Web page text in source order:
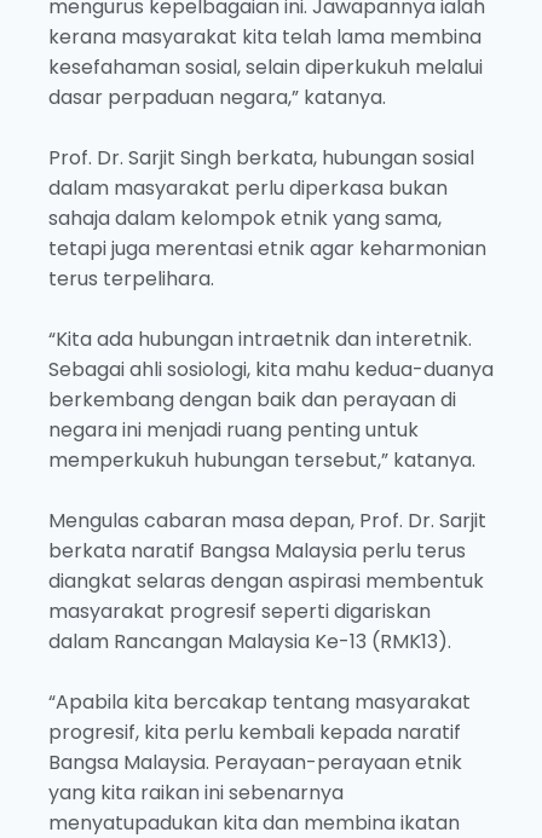
mengurus kepelbagaian ini. Jawapannya ialah
kerana masyarakat kita telah lama membina
kesefahaman sosial, selain diperkukuh melalui
dasar perpaduan negara,” katanya.
Prof. Dr. Sarjit Singh berkata, hubungan sosial
dalam masyarakat perlu diperkasa bukan
sahaja dalam kelompok etnik yang sama,
tetapi juga merentasi etnik agar keharmonian
terus terpelihara.
“Kita ada hubungan intraetnik dan interetnik.
Sebagai ahli sosiologi, kita mahu kedua-duanya
berkembang dengan baik dan perayaan di
negara ini menjadi ruang penting untuk
memperkukuh hubungan tersebut,” katanya.
Mengulas cabaran masa depan, Prof. Dr. Sarjit
berkata naratif Bangsa Malaysia perlu terus
diangkat selaras dengan aspirasi membentuk
masyarakat progresif seperti digariskan
dalam Rancangan Malaysia Ke-13 (RMK13).
“Apabila kita bercakap tentang masyarakat
progresif, kita perlu kembali kepada naratif
Bangsa Malaysia. Perayaan-perayaan etnik
yang kita raikan ini sebenarnya
menyatupadukan kita dan membina ikatan